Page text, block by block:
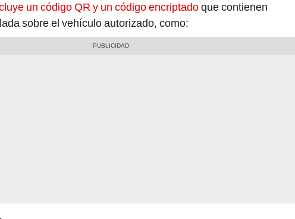
un código QR y un código encriptadoque contienen
sobre el vehículo autorizado, como: